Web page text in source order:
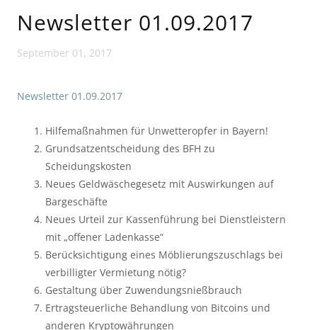
Newsletter 01.09.2017
September 01, 2017
Newsletter 01.09.2017
Hilfemaßnahmen für Unwetteropfer in Bayern!
Grundsatzentscheidung des BFH zu
Scheidungskosten
Neues Geldwäschegesetz mit Auswirkungen auf
Bargeschäfte
Neues Urteil zur Kassenführung bei Dienstleistern
mit „offener Ladenkasse“
Berücksichtigung eines Möblierungszuschlags bei
verbilligter Vermietung nötig?
Gestaltung über Zuwendungsnießbrauch
Ertragsteuerliche Behandlung von Bitcoins und
anderen Kryptowährungen